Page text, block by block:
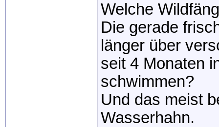
Welche
Die gerade
länger über
seit 4 Monaten
schwimmen?
Und das meist
Wasserhahn.